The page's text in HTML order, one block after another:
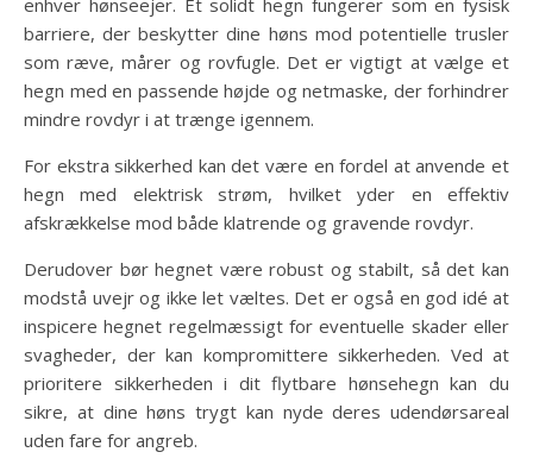
enhver hønseejer. Et solidt hegn fungerer som en fysisk
barriere, der beskytter dine høns mod potentielle trusler
som ræve, mårer og rovfugle. Det er vigtigt at vælge et
hegn med en passende højde og netmaske, der forhindrer
mindre rovdyr i at trænge igennem.
For ekstra sikkerhed kan det være en fordel at anvende et
hegn med elektrisk strøm, hvilket yder en effektiv
afskrækkelse mod både klatrende og gravende rovdyr.
Derudover bør hegnet være robust og stabilt, så det kan
modstå uvejr og ikke let væltes. Det er også en god idé at
inspicere hegnet regelmæssigt for eventuelle skader eller
svagheder, der kan kompromittere sikkerheden. Ved at
prioritere sikkerheden i dit flytbare hønsehegn kan du
sikre, at dine høns trygt kan nyde deres udendørsareal
uden fare for angreb.